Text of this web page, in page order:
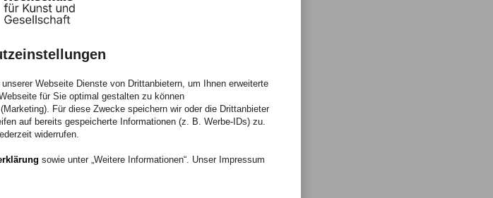
Webseite Dienste von Drittanbietern, um Ihnen erweiterte
für Sie optimal gestalten zu können
Für diese Zwecke speichern wir oder die Drittanbieter
auf bereits gespeicherte Informationen (z. B. Werbe-IDs) zu.
widerrufen.
sowie unter „Weitere Informationen“. Unser Impressum